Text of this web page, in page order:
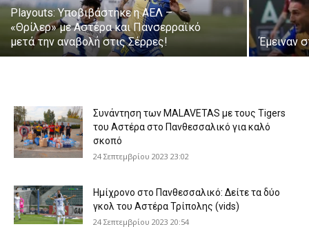
Playouts: Υποβιβάστηκε η ΑΕΛ –
«Θρίλερ» με Αστέρα και Πανσερραϊκό
μετά την αναβολή στις Σέρρες!
Έμειναν
Συνάντηση των MALAVETAS με τους Tigers
του Αστέρα στο Πανθεσσαλικό για καλό
σκοπό
24 Σεπτεμβρίου 2023 23:02
Ημίχρονο στο Πανθεσσαλικό: Δείτε τα δύο
γκολ του Αστέρα Τρίπολης (vids)
24 Σεπτεμβρίου 2023 20:54